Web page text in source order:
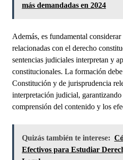
más demandadas en 2024
Además, es fundamental
relacionadas con el derecho
sentencias judiciales interpretan y
constitucionales. La formación
Constitución y de jurisprudencia
interpretación judicial, garantizando
comprensión del contenido y los
Quizás también te interese:
Efectivos para Estudiar